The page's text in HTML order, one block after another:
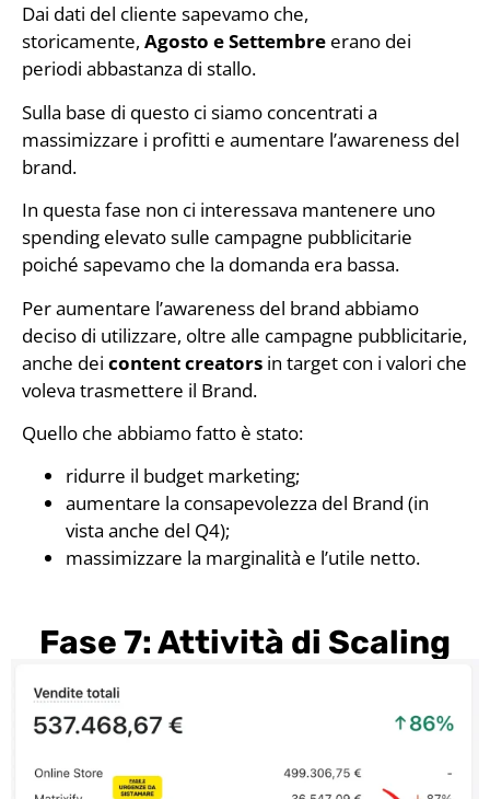
Dai dati del cliente sapevamo che,
storicamente, Agosto e Settembre erano dei
periodi abbastanza di stallo.
Sulla base di questo ci siamo concentrati a
massimizzare i profitti e aumentare l’awareness del
brand.
In questa fase non ci interessava mantenere uno
spending elevato sulle campagne pubblicitarie
poiché sapevamo che la domanda era bassa.
Per aumentare l’awareness del brand abbiamo
deciso di utilizzare, oltre alle campagne pubblicitarie,
anche dei content creators in target con i valori che
voleva trasmettere il Brand.
Quello che abbiamo fatto è stato:
ridurre il budget marketing;
aumentare la consapevolezza del Brand (in
vista anche del Q4);
massimizzare la marginalità e l’utile netto.
Fase 7: Attività di Scaling